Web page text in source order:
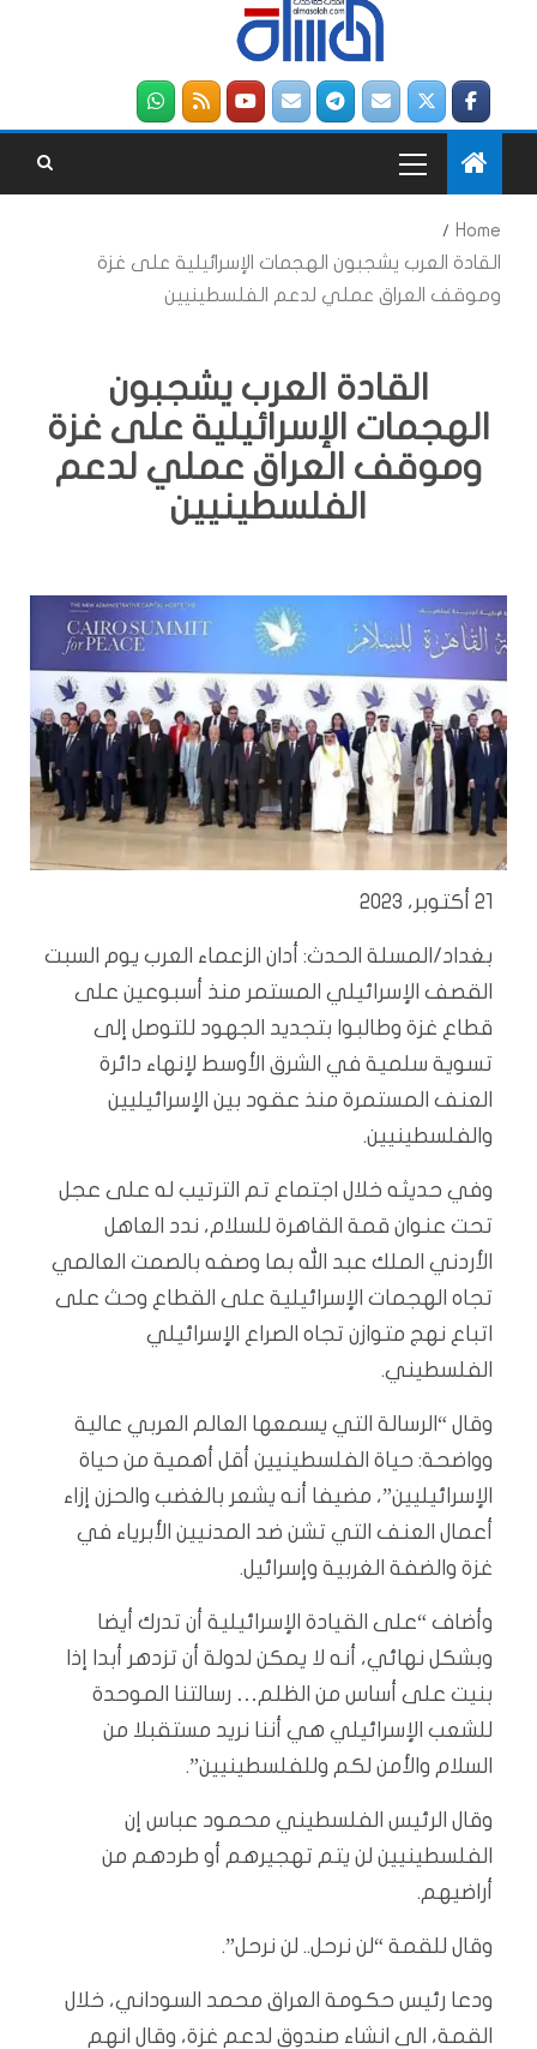
Home
القادة العرب يشجبون الهجمات الإسرائيلية على غزة
وموقف العراق عملي لدعم الفلسطينيين
القادة العرب يشجبون
الهجمات الإسرائيلية على غزة
وموقف العراق عملي لدعم
الفلسطينيين
21 أكتوبر، 2023
بغداد/المسلة الحدث: أدان الزعماء العرب يوم السبت
القصف الإسرائيلي المستمر منذ أسبوعين على
قطاع غزة وطالبوا بتجديد الجهود للتوصل إلى
تسوية سلمية في الشرق الأوسط لإنهاء دائرة
العنف المستمرة منذ عقود بين الإسرائيليين
والفلسطينيين.
وفي حديثه خلال اجتماع تم الترتيب له على عجل
تحت عنوان قمة القاهرة للسلام، ندد العاهل
الأردني الملك عبد الله بما وصفه بالصمت العالمي
تجاه الهجمات الإسرائيلية على القطاع وحث على
اتباع نهج متوازن تجاه الصراع الإسرائيلي
الفلسطيني.
وقال “الرسالة التي يسمعها العالم العربي عالية
وواضحة: حياة الفلسطينيين أقل أهمية من حياة
الإسرائيليين”، مضيفا أنه يشعر بالغضب والحزن إزاء
أعمال العنف التي تشن ضد المدنيين الأبرياء في
غزة والضفة الغربية وإسرائيل.
وأضاف “على القيادة الإسرائيلية أن تدرك أيضا
وبشكل نهائي، أنه لا يمكن لدولة أن تزدهر أبدا إذا
بنيت على أساس من الظلم… رسالتنا الموحدة
للشعب الإسرائيلي هي أننا نريد مستقبلا من
السلام والأمن لكم وللفلسطينيين”.
وقال الرئيس الفلسطيني محمود عباس إن
الفلسطينيين لن يتم تهجيرهم أو طردهم من
أراضيهم.
وقال للقمة “لن نرحل.. لن نرحل”.
ودعا رئيس حكومة العراق محمد السوداني، خلال
القمة، الى انشاء صندوق لدعم غزة، وقال انهم